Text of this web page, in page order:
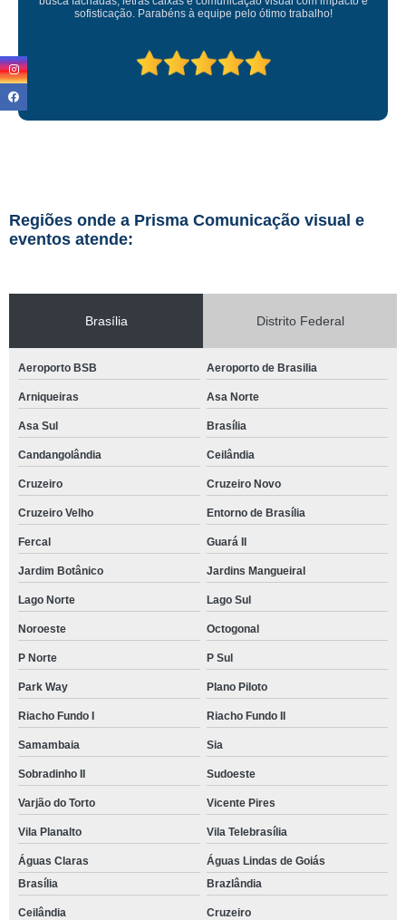
Parabéns à equipe pelo ótimo trabalho!
Regiões onde a Prisma Comunicação visual e
eventos atende:
Brasília Distrito Federal
Aeroporto BSB Aeroporto de Brasilia
Arniqueiras Asa Norte
Asa Sul Brasília
Candangolândia Ceilândia
Cruzeiro Cruzeiro Novo
Cruzeiro Velho Entorno de Brasília
Fercal Guará II
Jardim Botânico Jardins Mangueiral
Lago Norte Lago Sul
Noroeste Octogonal
P Norte P Sul
Park Way Plano Piloto
Riacho Fundo I Riacho Fundo II
Samambaia Sia
Sobradinho II Sudoeste
Varjão do Torto Vicente Pires
Vila Planalto Vila Telebrasília
Águas Claras
Águas Lindas de Goiás
Brasília
Brazlândia
Ceilândia Cruzeiro